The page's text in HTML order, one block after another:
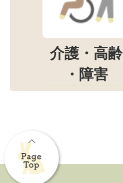
介護・高齢
・障害